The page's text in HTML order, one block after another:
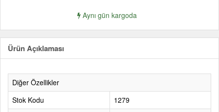
Aynı gün kargoda
Ürün Açıklaması
Diğer Özellikler
Stok Kodu
1279